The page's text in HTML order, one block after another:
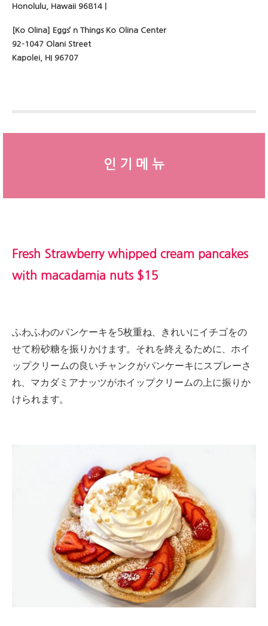
Honolulu, Hawaii 96814 |
[Ko Olina] Eggs’ n Things Ko Olina Center
92-1047 Olani Street
Kapolei, HI 96707
인 기 메 뉴
Fresh Strawberry whipped cream pancakes
with macadamia nuts $15
ふわふわのパンケーキを5枚重ね、きれいにイチゴをの
せて粉砂糖を振りかけます。 それを終えるために、ホイ
ップクリームの良いチャンクがパンケーキにスプレーさ
れ、マカダミアナッツがホイップクリームの上に振りか
けられます。